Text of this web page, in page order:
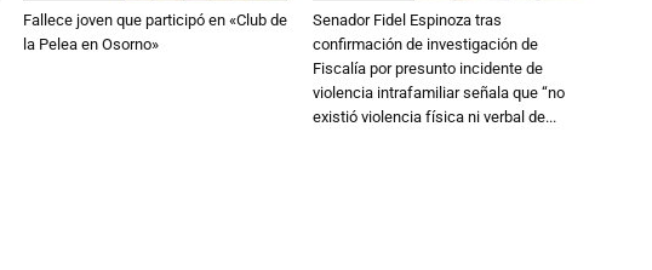
Fallece joven que participó en «Club de
la Pelea en Osorno»
Senador Fidel Espinoza tras
confirmación de investigación de
Fiscalía por presunto incidente de
violencia intrafamiliar señala que “no
existió violencia física ni verbal de...